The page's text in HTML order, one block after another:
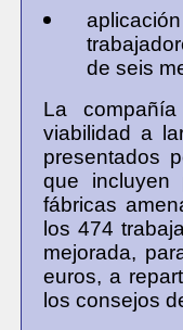
de seis
La
viabilidad a
presentados
que incluyen
fábricas
los 474
mejorada,
euros, a
los consejos